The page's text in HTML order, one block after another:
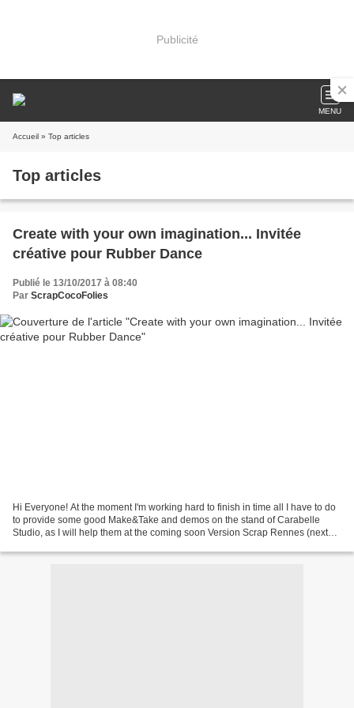
Publicité
MENU
Accueil » Top articles
Top articles
Create with your own imagination... Invitée
créative pour Rubber Dance
Publié le 13/10/2017 à 08:40
Par ScrapCocoFolies
Hi Everyone! At the moment I'm working hard to finish in time all I have to do
to provide some good Make&Take and demos on the stand of Carabelle
Studio, as I will help them at the coming soon Version Scrap Rennes (next